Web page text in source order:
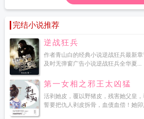
完结小说推荐
逆战狂兵
作者青山白的经典小说逆战狂兵最新
及时无弹窗广告小说逆战狂兵全华夏...
第一女相之邪王太凶猛
活剥她皮，覆以野猪皮，残害她父皇
誓要把仇人剥皮拆骨，血债血偿！她